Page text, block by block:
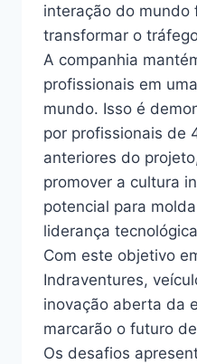
interação do mundo
transformar o
A companhia
profissionais em
mundo. Isso é
por profissionais de
anteriores do
promover a cultura
potencial para
liderança
Com este objetivo
Indraventures,
inovação aberta da
marcarão o futuro
Os desafios